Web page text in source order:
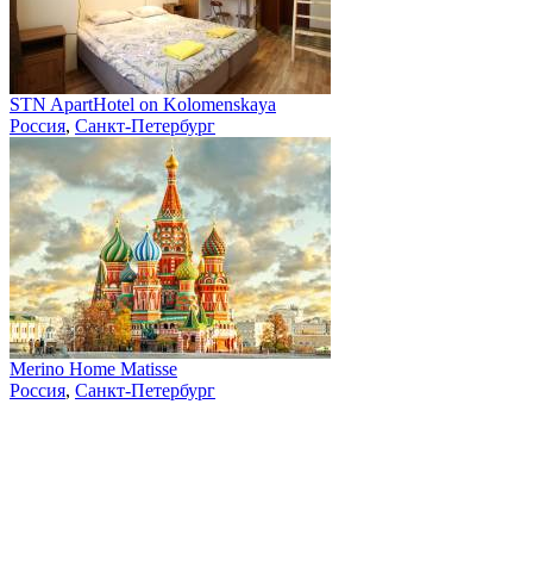
STN ApartHotel on Kolomenskaya
Россия, Санкт-Петербург
Merino Home Matisse
Россия, Санкт-Петербург